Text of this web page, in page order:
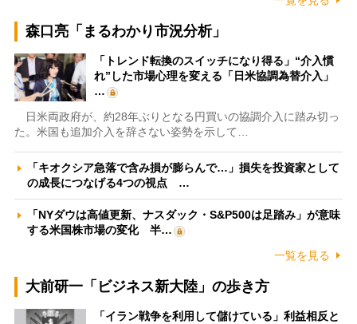
森口亮「まるわかり市況分析」
「トレンド転換のスイッチになり得る」“介入慣
れ”した市場心理を変える「日米協調為替介入」
…
日米両政府が、約28年ぶりとなる円買いの協調介入に踏み切っ
た。米国も追加介入を辞さない姿勢を示して…
「キオクシア急落で含み損が膨らんで…」損失を投資家として
の成長につなげる4つの視点 …
「NYダウは高値更新、ナスダック・S&P500は足踏み」が意味
する米国株市場の変化 半…
一覧を見る
大前研一「ビジネス新大陸」の歩き方
「イラン戦争を利用して儲けている」利益相反と